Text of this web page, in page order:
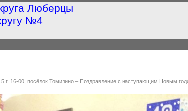
Люберцы
№4
г. 16-00, посёлок Томилино – Поздравление с наступающим Новым